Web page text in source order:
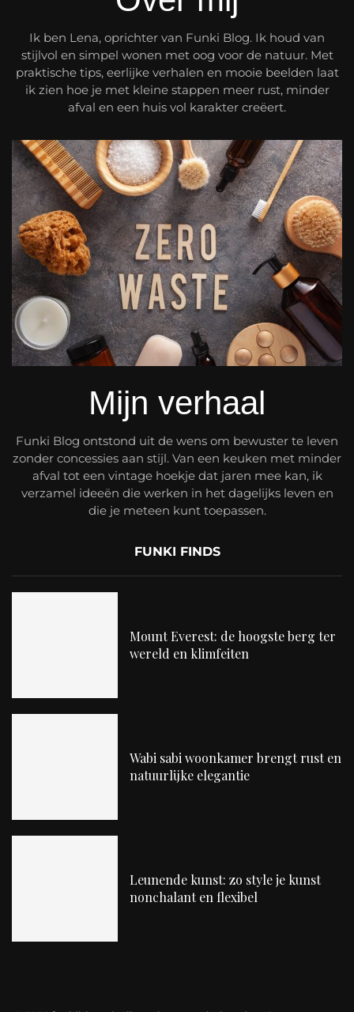
Ik ben Lena, oprichter van Funki Blog. Ik houd van
stijlvol en simpel wonen met oog voor de natuur. Met
praktische tips, eerlijke verhalen en mooie beelden laat
ik zien hoe je met kleine stappen meer rust, minder
afval en een huis vol karakter creëert.
Mijn verhaal
Funki Blog ontstond uit de wens om bewuster te leven
zonder concessies aan stijl. Van een keuken met minder
afval tot een vintage hoekje dat jaren mee kan, ik
verzamel ideeën die werken in het dagelijks leven en
die je meteen kunt toepassen.
FUNKI FINDS
Mount Everest: de hoogste berg ter
wereld en klimfeiten
Wabi sabi woonkamer brengt rust en
natuurlijke elegantie
Leunende kunst: zo style je kunst
nonchalant en flexibel